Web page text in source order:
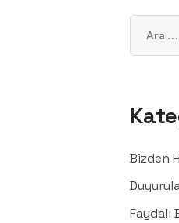
Bizden
Faydalı